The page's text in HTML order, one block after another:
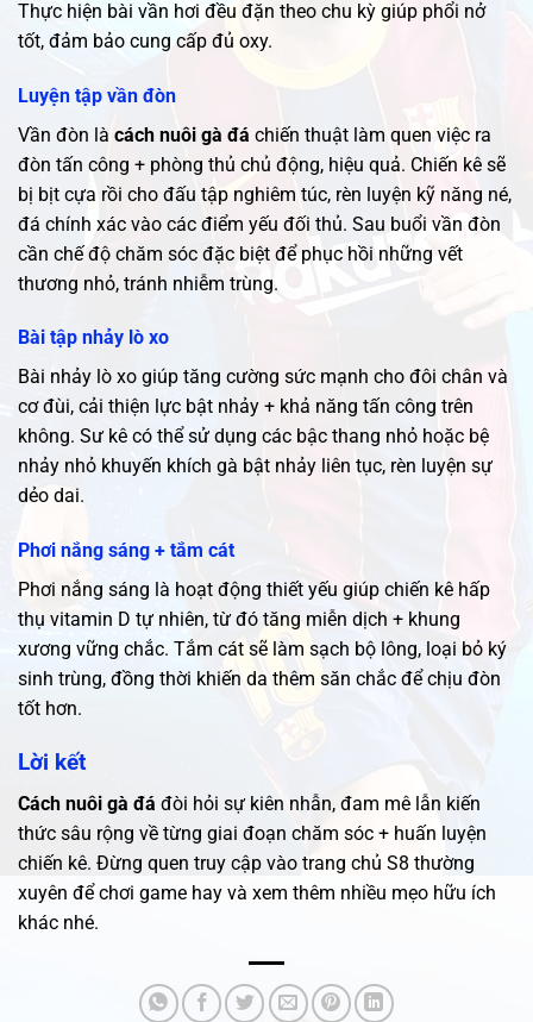
Thực hiện bài vần hơi đều đặn theo chu kỳ giúp phổi nở
tốt, đảm bảo cung cấp đủ oxy.
Luyện tập vần đòn
Vần đòn là cách nuôi gà đá chiến thuật làm quen việc ra
đòn tấn công + phòng thủ chủ động, hiệu quả. Chiến kê sẽ
bị bịt cựa rồi cho đấu tập nghiêm túc, rèn luyện kỹ năng né,
đá chính xác vào các điểm yếu đối thủ. Sau buổi vần đòn
cần chế độ chăm sóc đặc biệt để phục hồi những vết
thương nhỏ, tránh nhiễm trùng.
Bài tập nhảy lò xo
Bài nhảy lò xo giúp tăng cường sức mạnh cho đôi chân và
cơ đùi, cải thiện lực bật nhảy + khả năng tấn công trên
không. Sư kê có thể sử dụng các bậc thang nhỏ hoặc bệ
nhảy nhỏ khuyến khích gà bật nhảy liên tục, rèn luyện sự
dẻo dai.
Phơi nắng sáng + tắm cát
Phơi nắng sáng là hoạt động thiết yếu giúp chiến kê hấp
thụ vitamin D tự nhiên, từ đó tăng miễn dịch + khung
xương vững chắc. Tắm cát sẽ làm sạch bộ lông, loại bỏ ký
sinh trùng, đồng thời khiến da thêm săn chắc để chịu đòn
tốt hơn.
Lời kết
Cách nuôi gà đá đòi hỏi sự kiên nhẫn, đam mê lẫn kiến
thức sâu rộng về từng giai đoạn chăm sóc + huấn luyện
chiến kê. Đừng quen truy cập vào trang chủ S8 thường
xuyên để chơi game hay và xem thêm nhiều mẹo hữu ích
khác nhé.